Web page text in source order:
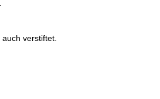
verstiftet.